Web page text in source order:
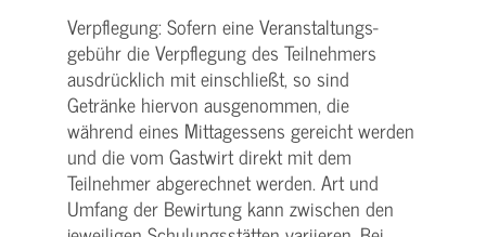
Verpflegung: Sofern eine Veranstaltungs­
gebühr die Verpflegung des Teilnehmers
ausdrücklich mit einschließt, so sind
Getränke hiervon ausgenommen, die
während eines Mittagessens gereicht werden
und die vom Gastwirt direkt mit dem
Teilnehmer abgerechnet werden. Art und
Umfang der Bewirtung kann zwischen den